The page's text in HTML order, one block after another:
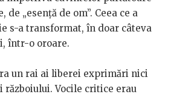
„esență de om”. Ceea ce a
s-a transformat, în doar câteva
într-o oroare.
un rai ai liberei exprimări nici
războiului. Vocile critice erau